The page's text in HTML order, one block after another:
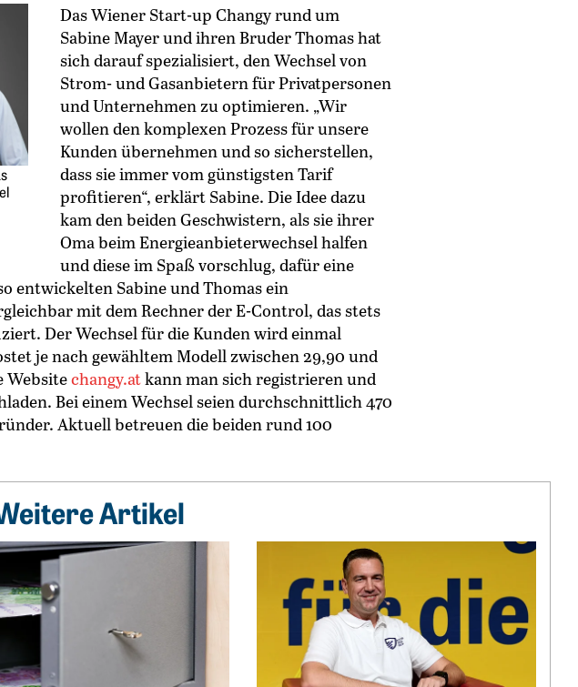
Das Wiener Start-up Changy rund um
Sabine Mayer und ihren Bruder Thomas hat
sich darauf spezialisiert, den Wechsel von
Strom- und Gasanbietern für Privatpersonen
und Unternehmen zu optimieren. „Wir
wollen den komplexen Prozess für unsere
Kunden übernehmen und so sicherstellen,
dass sie immer vom günstigsten Tarif
profitieren“, erklärt Sabine. Die Idee dazu
kam den beiden Geschwistern, als sie ihrer
Oma beim Energieanbieterwechsel halfen
und diese im Spaß vorschlug, dafür eine
entwickelten Sabine und Thomas ein
mit dem Rechner der E-Control, das stets
Der Wechsel für die Kunden wird einmal
je nach gewähltem Modell zwischen 29,90 und
Websitechangy.atkann man sich registrieren und
Bei einem Wechsel seien durchschnittlich 470
Aktuell betreuen die beiden rund 100
Artikel
Lukrativ Geld parken Weiterlesen: „Bitcoin minen, statt PV-Strom zu